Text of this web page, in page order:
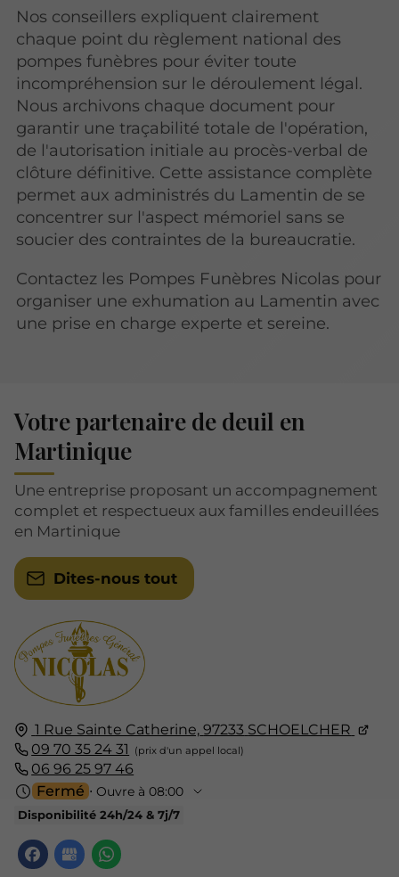
Nos conseillers expliquent clairement
chaque point du règlement national des
pompes funèbres pour éviter toute
incompréhension sur le déroulement légal.
Nous archivons chaque document pour
garantir une traçabilité totale de l'opération,
de l'autorisation initiale au procès-verbal de
clôture définitive. Cette assistance complète
permet aux administrés du Lamentin de se
concentrer sur l'aspect mémoriel sans se
soucier des contraintes de la bureaucratie.
Contactez les Pompes Funèbres Nicolas pour
organiser une exhumation au Lamentin avec
une prise en charge experte et sereine.
1 Rue Sainte Catherine, 97233 SCHOELCHER
09 70 35 24 31
06 96 25 97 46
Fermé ⋅ Ouvre à 08:00
Disponibilité 24h/24 & 7j/7
Votre partenaire de deuil en
Martinique
Une entreprise proposant un accompagnement
complet et respectueux aux familles endeuillées
en Martinique
Dites-nous tout